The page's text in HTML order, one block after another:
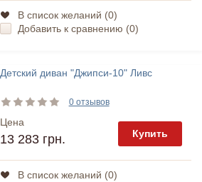
В список желаний (0)
Добавить к сравнению (0)
Детский диван "Джипси-10" Ливс
0 отзывов
Цена
13 283 грн. Купить
В список желаний (0)